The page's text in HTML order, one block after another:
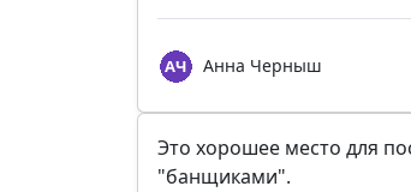
Анна Черныш
Это хорошее место для
"банщиками".